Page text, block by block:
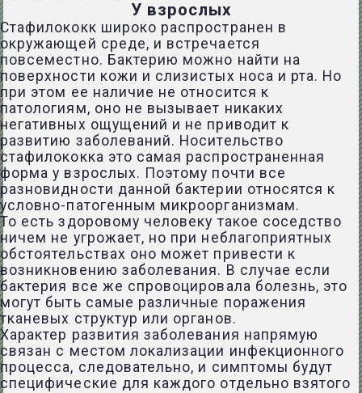
У взрослых
Стафилококк широко распространен в
окружающей среде, и встречается
повсеместно. Бактерию можно найти на
поверхности кожи и слизистых носа и рта. Но
при этом ее наличие не относится к
патологиям, оно не вызывает никаких
негативных ощущений и не приводит к
развитию заболеваний. Носительство
стафилококка это самая распространенная
форма у взрослых. Поэтому почти все
разновидности данной бактерии относятся к
условно-патогенным микроорганизмам.
То есть здоровому человеку такое соседство
ничем не угрожает, но при неблагоприятных
обстоятельствах оно может привести к
возникновению заболевания. В случае если
бактерия все же спровоцировала болезнь, это
могут быть самые различные поражения
тканевых структур или органов.
Характер развития заболевания напрямую
связан с местом локализации инфекционного
процесса, следовательно, и симптомы будут
специфические для каждого отдельно взятого